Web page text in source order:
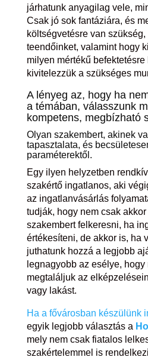
járhatunk anyagilag vele,
Csak jó sok fantáziára, és
költségvetésre van
teendőinket, valamint hogy
milyen mértékű
kivitelezzük a szükséges
A lényeg az, hogy ha
a témában, válasszunk
kompetens, megbízható
Olyan szakembert, akinek
tapasztalata, és
paraméterektől.
Egy ilyen helyzetben
szakértő ingatlanos, aki
az ingatlanvásárlás
tudják, hogy nem csak
szakembert felkeresni, ha
értékesíteni, de akkor is, ha
juthatunk hozzá a legjobb
legnagyobb az esélye, hogy
megtaláljuk az
vagy lakást.
Ha a fővárosban készülünk
egyik legjobb választás a
mely nem csak fiatalos
szakértelemmel is